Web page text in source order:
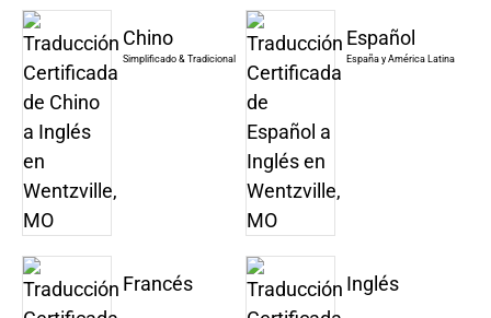
Chino
Simplificado & Tradicional
Español
España y América Latina
Francés Inglés